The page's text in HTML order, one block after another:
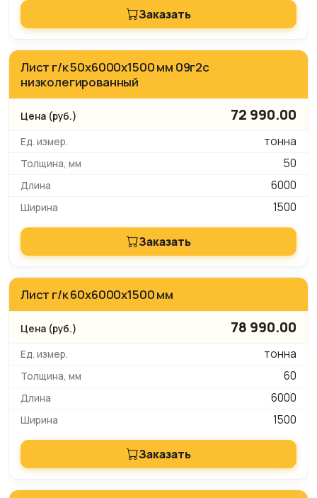
Заказать
Лист г/к 50х6000х1500 мм 09г2с
низколегированный
72 990.00
тонна
50
6000
1500
Заказать
Лист г/к 60х6000х1500 мм
78 990.00
тонна
60
6000
1500
Заказать